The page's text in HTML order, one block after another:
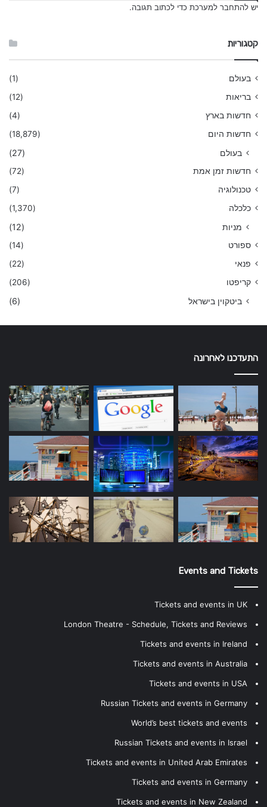
יש להתחבר למערכת כדי לכתוב תגובה.
קטגוריות
בעולם
(1)
בריאות
(12)
חדשות בארץ
(4)
חדשות היום
(18,879)
בעולם (27)
חדשות זמן אמת
(72)
טכנולוגיה
(7)
כלכלה
(1,370)
מניות (12)
ספורט
(14)
פנאי
(22)
קריפטו
(206)
ביטקוין בישראל (6)
התעדכנו לאחרונה
Events and Tickets
Tickets and events in UK
London Theatre - Schedule, Tickets and Reviews
Tickets and events in Ireland
Tickets and events in Australia
Tickets and events in USA
Russian Tickets and events in Germany
World’s best tickets and events
Russian Tickets and events in Israel
Tickets and events in United Arab Emirates
Tickets and events in Germany
Tickets and events in New Zealand